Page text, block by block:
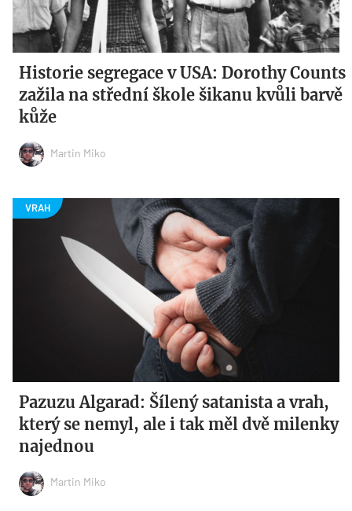
Historie segregace v USA: Dorothy Counts
zažila na střední škole šikanu kvůli barvě
kůže
Martin Miko
Pazuzu Algarad: Šílený satanista a vrah,
který se nemyl, ale i tak měl dvě milenky
najednou
Martin Miko